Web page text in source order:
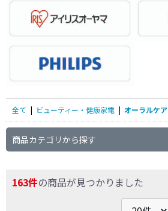
全て | ビューティー・健康家電 | オーラルケア
商品カテゴリから探す
163件の商品が見つかりました